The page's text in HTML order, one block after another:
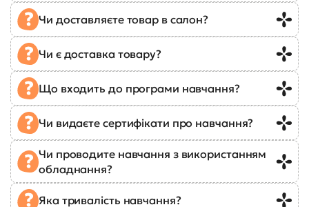
Чи доставляєте товар в салон?
Чи є доставка товару?
Що входить до програми навчання?
Чи видаєте сертифікати про навчання?
Чи проводите навчання з використанням
обладнання?
Яка тривалість навчання?